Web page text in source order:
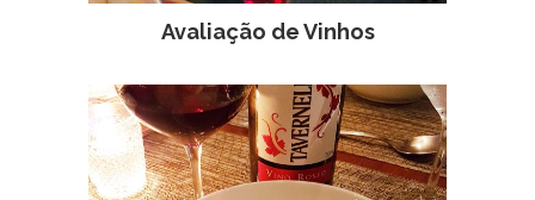
Avaliação de Vinhos